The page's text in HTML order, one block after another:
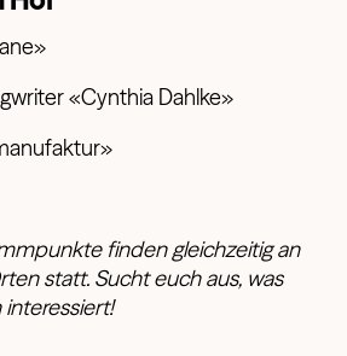
«Cynthia Dahlke»
finden gleichzeitig an
statt. Sucht euch aus, was